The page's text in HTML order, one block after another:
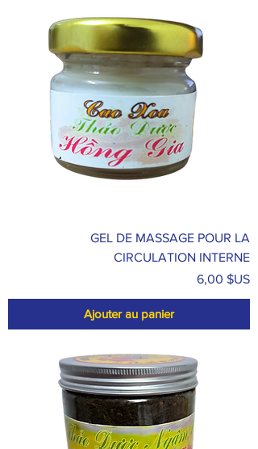
GEL DE MASSAGE POUR LA
CIRCULATION INTERNE
Prix
6,00 $US
Ajouter au panier